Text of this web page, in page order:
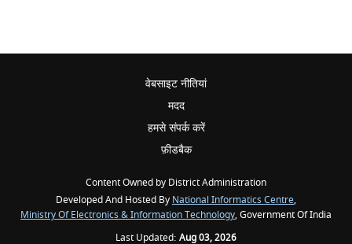
वेबसाइट नीतियां
मदद
हमसे संपर्क करें
फ़ीडबैक
Content Owned by District Administration
Developed And Hosted By National Informatics Centre,
Ministry Of Electronics & Information Technology, Government Of India
Last Updated: Aug 03, 2026